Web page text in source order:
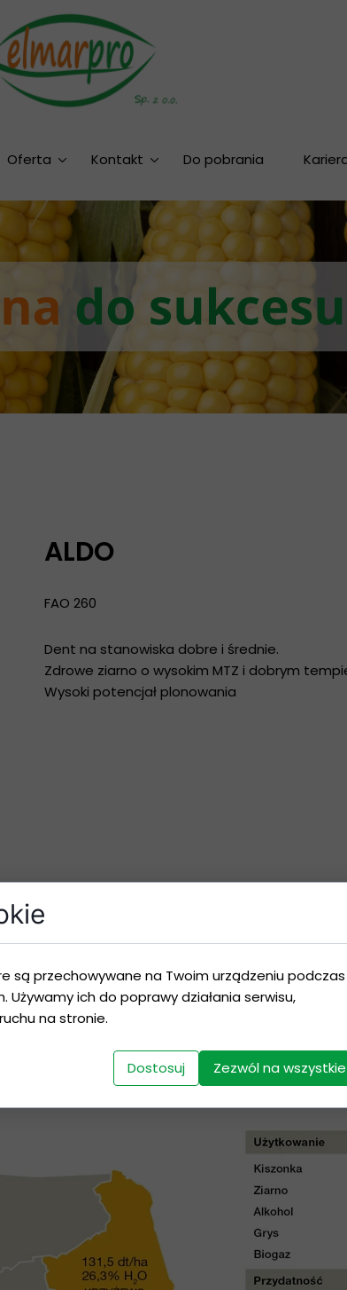
Oferta
Dostępne hodowle
Materiał siewny
Środki ochrony roślin
Promocje
Kontakt
Nasz zespół
Do pobrania
ocena najwyższa
ALDO
FAO 260
Dent na stanowiska dobre i średnie.
Zdrowe ziarno o wysokim MTZ i dobrym
Wysoki potencjał plonowania
są przechowywane na Twoim urządzeniu podczas
ich do poprawy działania serwisu,
na stronie.
Dostosuj Zezwól na wszystkie